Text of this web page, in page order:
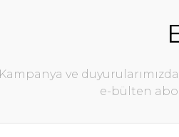
Kampanya ve
e-bülten